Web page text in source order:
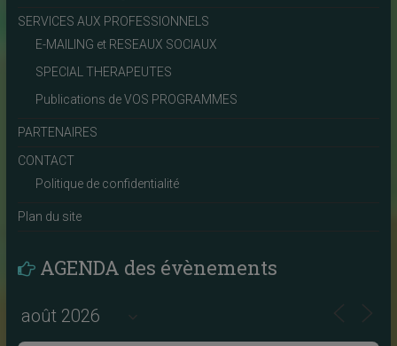
SERVICES AUX PROFESSIONNELS
E-MAILING et RESEAUX SOCIAUX
SPECIAL THERAPEUTES
Publications de VOS PROGRAMMES
PARTENAIRES
CONTACT
Politique de confidentialité
Plan du site
AGENDA des évènements